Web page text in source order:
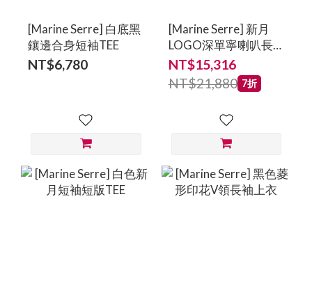
[Marine Serre] 白底黑
鑲邊合身短袖TEE
NT$6,780
[Marine Serre] 新月
LOGO深單寧喇叭長
褲
NT$15,316
NT$21,880 7折